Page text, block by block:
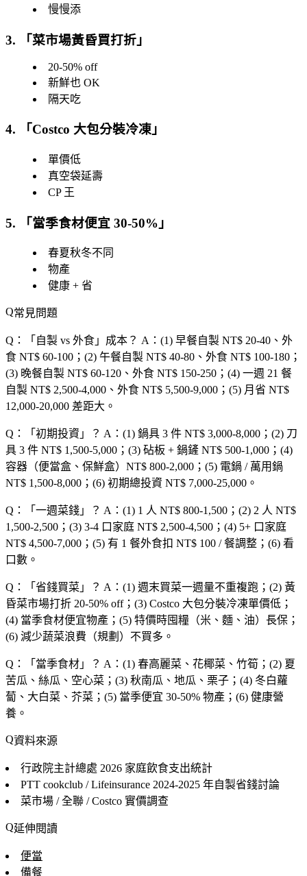
慢慢添
3. 「菜市場黃昏買打折 」
20-50% off
新鮮也 OK
隔天吃
4. 「 Costco 大包分裝冷凍 」
單價低
真空袋延壽
CP 王
5. 「當季食材便宜 30-50% 」
春夏秋冬不同
物產
健康 + 省
常見問題
Q：「 自製 vs 外食 」成本？ A：(1) 早餐自製 NT$ 20-40、外
食 NT$ 60-100；(2) 午餐自製 NT$ 40-80、外食 NT$ 100-180；
(3) 晚餐自製 NT$ 60-120、外食 NT$ 150-250；(4) 一週 21 餐
自製 NT$ 2,500-4,000、外食 NT$ 5,500-9,000；(5) 月省 NT$
12,000-20,000 差距大。
Q：「 初期投資 」？ A：(1) 鍋具 3 件 NT$ 3,000-8,000；(2) 刀
具 3 件 NT$ 1,500-5,000；(3) 砧板 + 鍋鏟 NT$ 500-1,000；(4)
容器（便當盒、保鮮盒）NT$ 800-2,000；(5) 電鍋 / 萬用鍋
NT$ 1,500-8,000；(6) 初期總投資 NT$ 7,000-25,000。
Q：「 一週菜錢 」？ A：(1) 1 人 NT$ 800-1,500；(2) 2 人 NT$
1,500-2,500；(3) 3-4 口家庭 NT$ 2,500-4,500；(4) 5+ 口家庭
NT$ 4,500-7,000；(5) 有 1 餐外食扣 NT$ 100 / 餐調整；(6) 看
口數。
Q：「 省錢買菜 」？ A：(1) 週末買菜一週量不重複跑；(2) 黃
昏菜市場打折 20-50% off；(3) Costco 大包分裝冷凍單價低；
(4) 當季食材便宜物產；(5) 特價時囤糧（米、麵、油）長保；
(6) 減少蔬菜浪費（規劃）不買多。
Q：「 當季食材 」？ A：(1) 春高麗菜、花椰菜、竹筍；(2) 夏
苦瓜、絲瓜、空心菜；(3) 秋南瓜、地瓜、栗子；(4) 冬白蘿
蔔、大白菜、芥菜；(5) 當季便宜 30-50% 物產；(6) 健康營
養。
資料來源
行政院主計總處 2026 家庭飲食支出統計
PTT cookclub / Lifeinsurance 2024-2025 年自製省錢討論
菜市場 / 全聯 / Costco 實價調查
延伸閱讀
便當
備餐